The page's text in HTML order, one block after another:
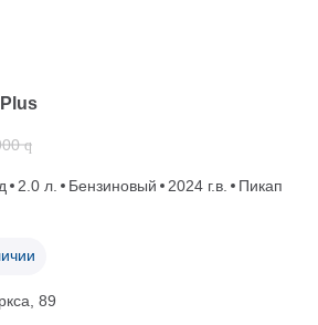
q
2.0 л. Бензиновый 2024 г.в. Пикап
89